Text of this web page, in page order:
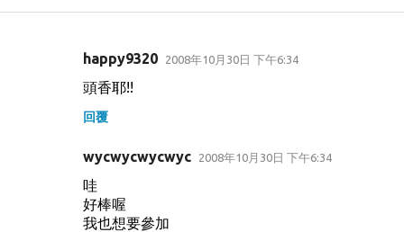
happy9320 2008年10月30日 下午6:34
頭香耶!!
回覆
wycwycwycwyc 2008年10月30日 下午6:34
哇
好棒喔
我也想要參加